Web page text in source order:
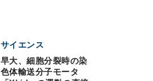
サイエンス
早大、細胞分裂時の染
色体輸送分子モータ